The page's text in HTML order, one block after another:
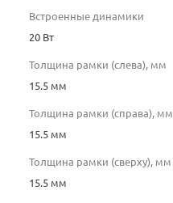
Встроенные динамики
20 Вт
Толщина рамки (слева), мм
15.5 мм
Толщина рамки (справа), мм
15.5 мм
Толщина рамки (сверху), мм
15.5 мм